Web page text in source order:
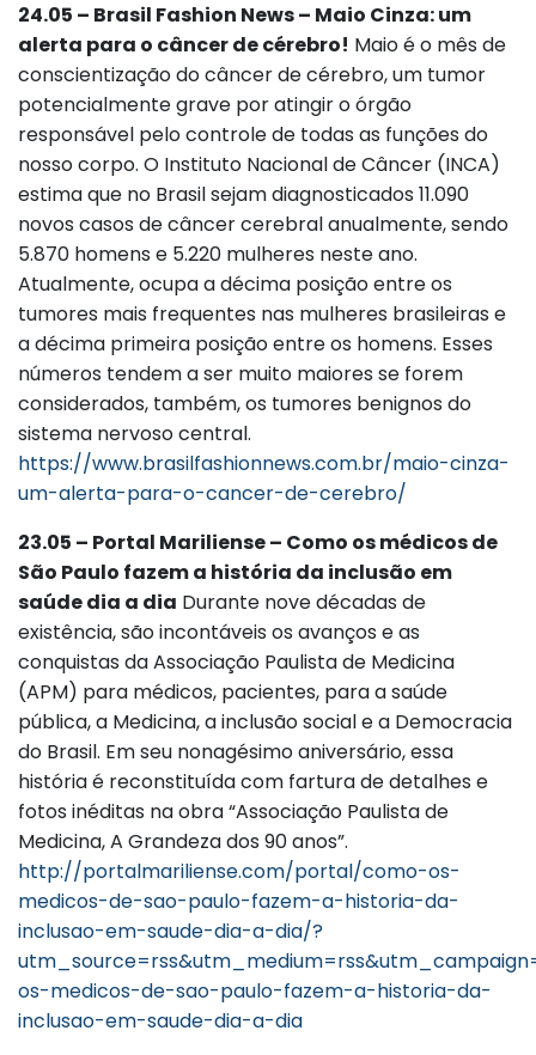
24.05 – Brasil Fashion News – Maio Cinza: um
alerta para o câncer de cérebro! Maio é o mês de
conscientização do câncer de cérebro, um tumor
potencialmente grave por atingir o órgão
responsável pelo controle de todas as funções do
nosso corpo. O Instituto Nacional de Câncer (INCA)
estima que no Brasil sejam diagnosticados 11.090
novos casos de câncer cerebral anualmente, sendo
5.870 homens e 5.220 mulheres neste ano.
Atualmente, ocupa a décima posição entre os
tumores mais frequentes nas mulheres brasileiras e
a décima primeira posição entre os homens. Esses
números tendem a ser muito maiores se forem
considerados, também, os tumores benignos do
sistema nervoso central.
https://www.brasilfashionnews.com.br/maio-cinza-
um-alerta-para-o-cancer-de-cerebro/
23.05 – Portal Mariliense – Como os médicos de
São Paulo fazem a história da inclusão em
saúde dia a dia Durante nove décadas de
existência, são incontáveis os avanços e as
conquistas da Associação Paulista de Medicina
(APM) para médicos, pacientes, para a saúde
pública, a Medicina, a inclusão social e a Democracia
do Brasil. Em seu nonagésimo aniversário, essa
história é reconstituída com fartura de detalhes e
fotos inéditas na obra “Associação Paulista de
Medicina, A Grandeza dos 90 anos”.
http://portalmariliense.com/portal/como-os-
medicos-de-sao-paulo-fazem-a-historia-da-
inclusao-em-saude-dia-a-dia/?
os-medicos-de-sao-paulo-fazem-a-historia-da-
inclusao-em-saude-dia-a-dia